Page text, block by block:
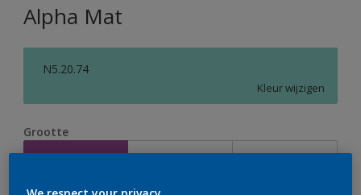
Alpha Mat
N5.20.74
Kleur wijzigen
Grootte
2,5 L 5 L 10 L